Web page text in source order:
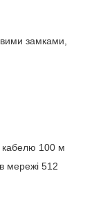
замками,
кабелю 100 м
мережі 512